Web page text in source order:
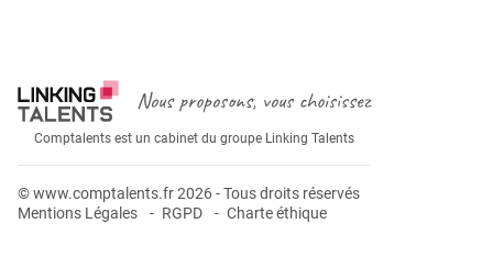
Nous proposons, vous choisissez
Comptalents est un cabinet du groupe Linking Talents
© www.comptalents.fr 2026 - Tous droits réservés
Mentions Légales
RGPD Charte éthique